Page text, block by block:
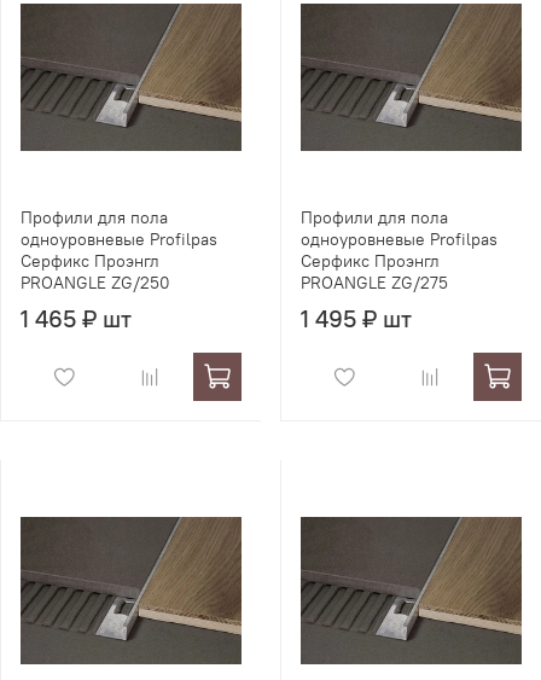
Профили для пола
одноуровневые Profilpas
Серфикс Проэнгл
PROANGLE ZG/250
1 465 ₽ шт
Профили для пола
одноуровневые Profilpas
Серфикс Проэнгл
PROANGLE ZG/275
1 495 ₽ шт